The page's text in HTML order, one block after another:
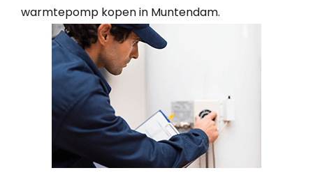
warmtepomp kopen in Muntendam.